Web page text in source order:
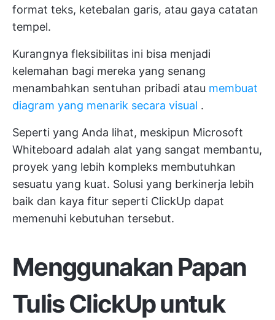
format teks, ketebalan garis, atau gaya catatan
tempel.
Kurangnya fleksibilitas ini bisa menjadi
kelemahan bagi mereka yang senang
menambahkan sentuhan pribadi atau membuat
diagram yang menarik secara visual .
Seperti yang Anda lihat, meskipun Microsoft
Whiteboard adalah alat yang sangat membantu,
proyek yang lebih kompleks membutuhkan
sesuatu yang kuat. Solusi yang berkinerja lebih
baik dan kaya fitur seperti ClickUp dapat
memenuhi kebutuhan tersebut.
Menggunakan Papan
Tulis ClickUp untuk